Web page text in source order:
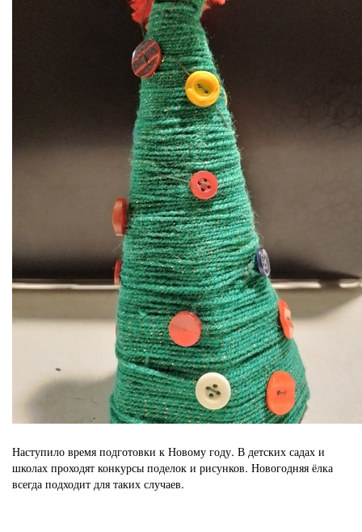
Наступило время подготовки к Новому году. В детских садах и
школах проходят конкурсы поделок и рисунков. Новогодняя ёлка
всегда подходит для таких случаев.